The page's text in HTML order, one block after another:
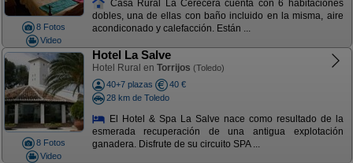
8 Fotos
Video
Casa Rural La Cerecera cuenta con 6 habitaciones
dobles, una de ellas con baño incluido en la misma, aire
acondiconado y calefacción. Están ...
8 Fotos
Video
Hotel La Salve
Hotel Rural en Torrijos (Toledo)
40+7 plazas
40 €
28 km de Toledo
El Hotel & Spa La Salve nace como resultado de la
esmerada recuperación de una antigua explotación
ganadera. Disfrute de su circuito SPA ...